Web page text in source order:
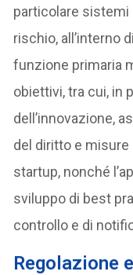
particolare sistemi
rischio, all’interno
funzione primaria
obiettivi, tra cui, in
dell’innovazione,
del diritto e misure
startup, nonché
sviluppo di best
controllo e di
Regolazione